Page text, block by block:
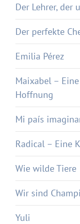
Der Lehrer, der
Der perfekte
Emilia Pérez
Maixabel –
Hoffnung
Mi país
Radical – Eine
Wie wilde Tiere
Wir sind
Yuli